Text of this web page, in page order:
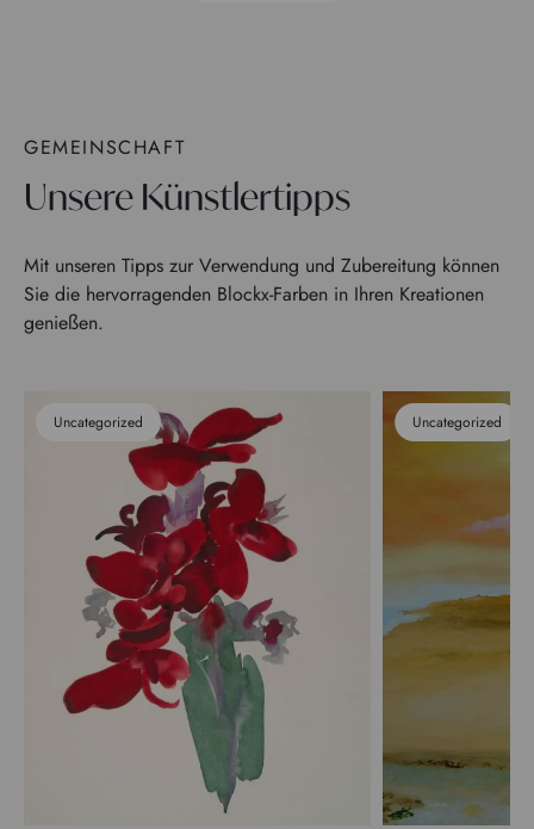
GEMEINSCHAFT
Unsere Künstlertipps
Mit unseren Tipps zur Verwendung und Zubereitung können
Sie die hervorragenden Blockx-Farben in Ihren Kreationen
genießen.
Uncategorized Uncategorized